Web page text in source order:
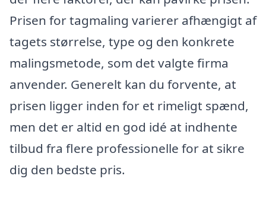
Prisen for tagmaling varierer afhængigt af
tagets størrelse, type og den konkrete
malingsmetode, som det valgte firma
anvender. Generelt kan du forvente, at
prisen ligger inden for et rimeligt spænd,
men det er altid en god idé at indhente
tilbud fra flere professionelle for at sikre
dig den bedste pris.